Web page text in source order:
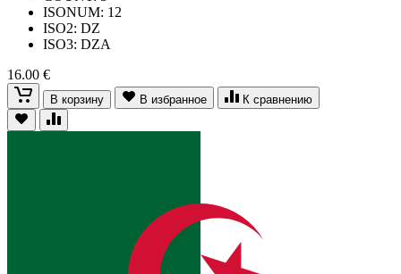
ISONUM: 12
ISO2: DZ
ISO3: DZA
16.00 €
В корзину В избранное К сравнению